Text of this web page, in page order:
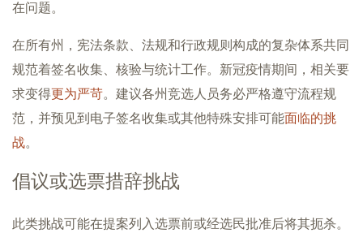
在问题。
在所有州，宪法条款、法规和行政规则构成的复杂体系共同
规范着签名收集、核验与统计工作。新冠疫情期间，相关要
求变得更为严苛。建议各州竞选人员务必严格遵守流程规
范，并预见到电子签名收集或其他特殊安排可能面临的挑
战。
倡议或选票措辞挑战
此类挑战可能在提案列入选票前或经选民批准后将其扼杀。